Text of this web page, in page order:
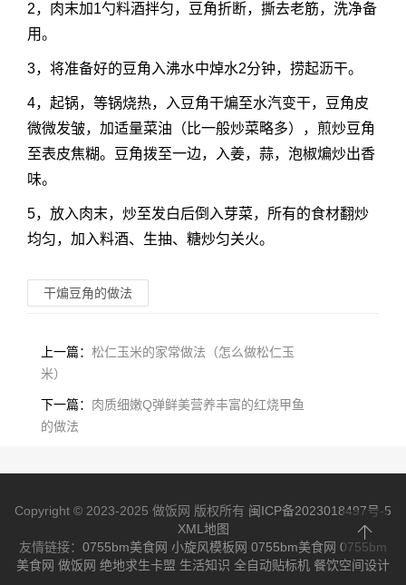
2，肉末加1勺料酒拌匀，豆角折断，撕去老筋，洗净备
用。
3，将准备好的豆角入沸水中焯水2分钟，捞起沥干。
4，起锅，等锅烧热，入豆角干煸至水汽变干，豆角皮
微微发皱，加适量菜油（比一般炒菜略多），煎炒豆角
至表皮焦糊。豆角拨至一边，入姜，蒜，泡椒煸炒出香
味。
5，放入肉末，炒至发白后倒入芽菜，所有的食材翻炒
均匀，加入料酒、生抽、糖炒匀关火。
干煸豆角的做法
上一篇： 松仁玉米的家常做法（怎么做松仁玉
米）
下一篇： 肉质细嫩Q弹鲜美营养丰富的红烧甲鱼
的做法
Copyright © 2023-2025 做饭网 版权所有 闽ICP备2023018497号-5
XML地图
友情链接： 0755bm美食网 小旋风模板网 0755bm美食网 0755bm
美食网 做饭网 绝地求生卡盟 生活知识 全自动贴标机 餐饮空间设计